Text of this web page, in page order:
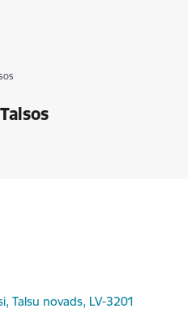
Talsu novads, LV-3201